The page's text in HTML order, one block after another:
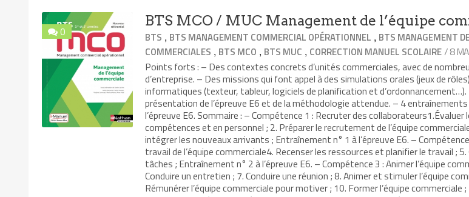
0
BTS MCO / MUC Management de l’équipe
BTS , BTS MANAGEMENT COMMERCIAL OPÉRATIONNEL , BTS MANAGEMENT
COMMERCIALES , BTS MCO , BTS MUC , CORRECTION MANUEL SCOLAIRE/ 8
Points forts : – Des contextes concrets d’unités commerciales, avec de
d’entreprise. – Des missions qui font appel à des simulations orales (jeux de
informatiques (texteur, tableur, logiciels de planification et d’ordonnancement…).
présentation de l’épreuve E6 et de la méthodologie attendue. – 4
l’épreuve E6. Sommaire : – Compétence 1 : Recruter des collaborateurs1.Évaluer
compétences et en personnel ; 2. Préparer le recrutement de l’équipe
intégrer les nouveaux arrivants ; Entraînement n° 1 à l’épreuve E6. –
travail de l’équipe commerciale4. Recenser les ressources et planifier le travail ;
tâches ; Entraînement n° 2 à l’épreuve E6. – Compétence 3 : Animer l’équipe
Conduire un entretien ; 7. Conduire une réunion ; 8. Animer et stimuler l’équipe
Rémunérer l’équipe commerciale pour motiver ; 10. Former l’équipe commerciale ;